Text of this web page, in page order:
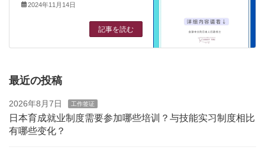
2024年11月14日
記事を読む
最近の投稿
2026年8月7日 工作签证
日本育成就业制度需要参加哪些培训？与技能实习制度相比
有哪些变化？